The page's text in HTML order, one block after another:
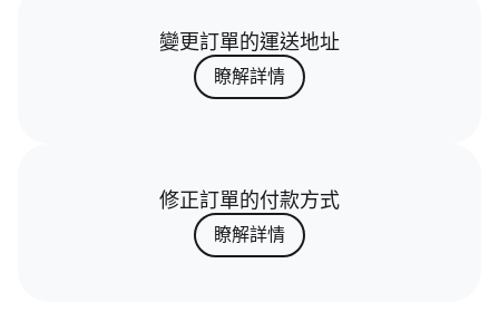
變更訂單的運送地址
瞭解詳情
修正訂單的付款方式
瞭解詳情